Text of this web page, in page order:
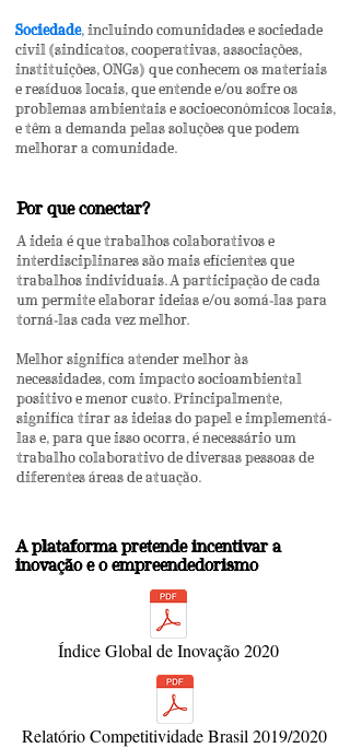
Sociedade, incluindo comunidades e sociedade
civil (sindicatos, cooperativas, associações,
instituições, ONGs) que conhecem os materiais
e resíduos locais, que entende e/ou sofre os
problemas ambientais e socioeconômicos locais,
e têm a demanda pelas soluções que podem
melhorar a comunidade.
Por que conectar?
A ideia é que trabalhos colaborativos e
interdisciplinares são mais eficientes que
trabalhos individuais. A participação de cada
um permite elaborar ideias e/ou somá-las para
torná-las cada vez melhor.
Melhor significa atender melhor às
necessidades, com impacto socioambiental
positivo e menor custo. Principalmente,
significa tirar as ideias do papel e implementá-
las e, para que isso ocorra, é necessário um
trabalho colaborativo de diversas pessoas de
diferentes áreas de atuação.
A plataforma pretende incentivar a
inovação e o empreendedorismo
Índice Global de Inovação 2020
Relatório Competitividade Brasil 2019/2020